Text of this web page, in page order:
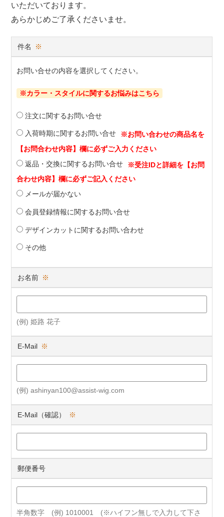
いただいております。
あらかじめご了承くださいませ。
件名 ※
お問い合せの内容を選択してください。
※カラー・スタイルに関するお悩みはこちら
注文に関するお問い合せ
入荷時期に関するお問い合せ
返品・交換に関するお問い合せ
メールが届かない
会員登録情報に関するお問い合せ
デザインカットに関するお問い合わせ
その他
お名前 ※
(例) 姫路 花子
E-Mail ※
(例) ashinyan100@assist-wig.com
E-Mail（確認） ※
郵便番号
半角数字 (例) 1010001 (※ハイフン無しで入力して下さ